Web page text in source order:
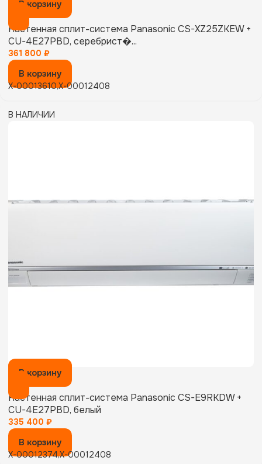
В корзину
Настенная сплит-система Panasonic CS-XZ25ZKEW +
CU-4E27PBD, серебрист�...
361 800 ₽
В корзину
X-00013610,X-00012408
В НАЛИЧИИ
В корзину
Настенная сплит-система Panasonic CS-E9RKDW +
CU-4E27PBD, белый
335 400 ₽
В корзину
X-00012374,X-00012408